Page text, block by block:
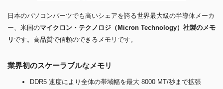
日本のパソコンパーツでも高いシェアを誇る世界最大級の半導体メーカ
ー、米国のマイクロン・テクノロジ（Micron Technology）社製のメモ
リです。高品質で信頼のできるメモリです。
業界初のスケーラブルなメモリ
DDR5 速度により全体の帯域幅を最大 8000 MT/秒まで拡張